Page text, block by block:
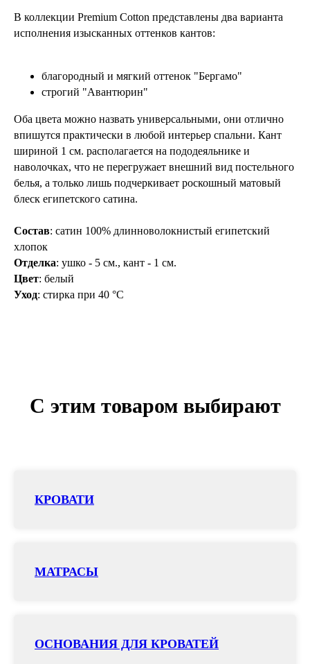
В коллекции Premium Cotton представлены два варианта
исполнения изысканных оттенков кантов:
благородный и мягкий оттенок "Бергамо"
строгий "Авантюрин"
Оба цвета можно назвать универсальными, они отлично
впишутся практически в любой интерьер спальни. Кант
шириной 1 см. располагается на пододеяльнике и
наволочках, что не перегружает внешний вид постельного
белья, а только лишь подчеркивает роскошный матовый
блеск египетского сатина.
Состав: сатин 100% длинноволокнистый египетский
хлопок
Отделка: ушко - 5 см., кант - 1 см.
Цвет: белый
Уход: стирка при 40 °С
С этим товаром выбирают
КРОВАТИ
МАТРАСЫ
ОСНОВАНИЯ ДЛЯ КРОВАТЕЙ